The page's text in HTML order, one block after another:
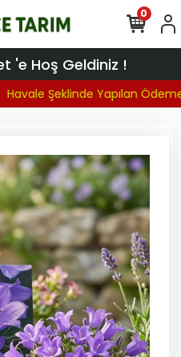
'e Hoş Geldiniz !
Havale Şeklinde Yapılan
0